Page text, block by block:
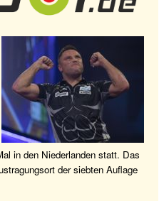
in den Niederlanden statt. Das
der siebten Auflage